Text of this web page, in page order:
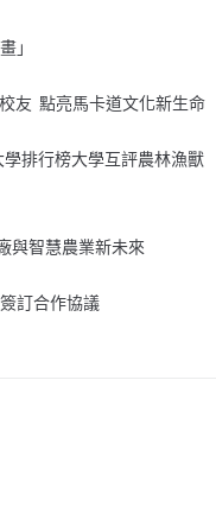
」
友 點亮馬卡道文化新生命
排行榜大學互評農林漁獸
與智慧農業新未來
訂合作協議